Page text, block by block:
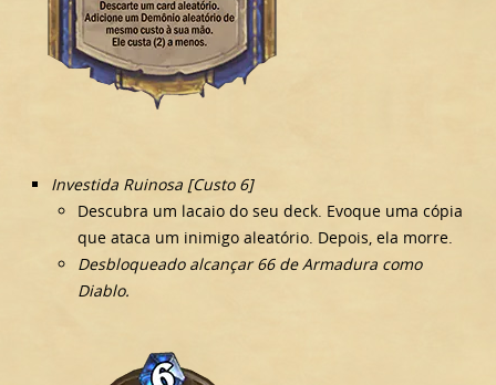
Investida Ruinosa [Custo 6]
Descubra um lacaio do seu deck. Evoque uma cópia
que ataca um inimigo aleatório. Depois, ela morre.
Desbloqueado alcançar 66 de Armadura como
Diablo.